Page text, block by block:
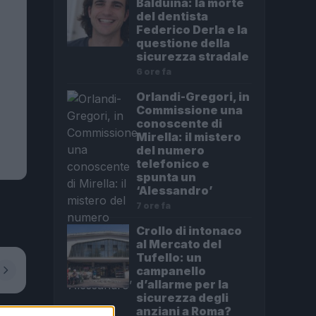
Balduina: la morte
del dentista
Federico Derla e la
questione della
sicurezza stradale
6 ore fa
Orlandi-Gregori, in
Commissione una
conoscente di
Mirella: il mistero
del numero
telefonico e
spunta un
‘Alessandro’
7 ore fa
Crollo di intonaco
al Mercato del
Tufello: un
campanello
d’allarme per la
sicurezza degli
anziani a Roma?